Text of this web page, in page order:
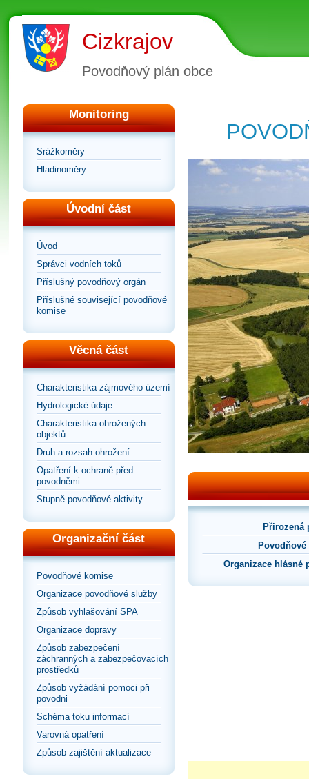
Cizkrajov
Povodňový plán obce
Monitoring
Srážkoměry
Hladinoměry
Úvodní část
Úvod
Správci vodních toků
Příslušný povodňový orgán
Příslušné související povodňové
komise
Věcná část
Charakteristika zájmového území
Hydrologické údaje
Charakteristika ohrožených
objektů
Druh a rozsah ohrožení
Opatření k ochraně před
povodněmi
Stupně povodňové aktivity
Organizační část
Povodňové komise
Organizace povodňové služby
Způsob vyhlašování SPA
Organizace dopravy
Způsob zabezpečení
záchranných a zabezpečovacích
prostředků
Způsob vyžádání pomoci při
povodni
Schéma toku informací
Varovná opatření
Způsob zajištění aktualizace
Přirozená
Organizace hlásné